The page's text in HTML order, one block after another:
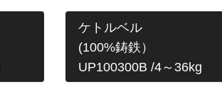
ケトルベル
(100%鋳鉄）
UP100300B /4～36kg